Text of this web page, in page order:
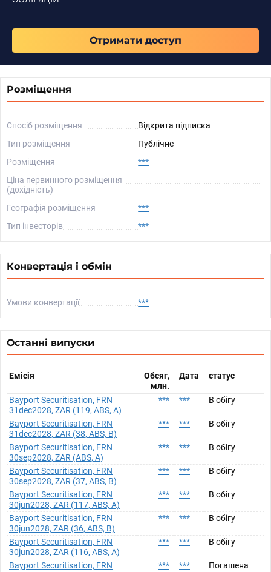
Отримати доступ
Розміщення
Спосіб розміщення
Відкрита підписка
Тип розміщення
Публічне
Розміщення
***
Ціна первинного розміщення
(дохідність)
Географія розміщення
***
Тип інвесторів
***
Конвертація і обмін
Умови конвертації ***
Останні випуски
Емісія
Обсяг,
млн.
Дата статус
Bayport Securitisation, FRN
31dec2028, ZAR (119, ABS, A)
*** *** В обігу
Bayport Securitisation, FRN
31dec2028, ZAR (38, ABS, B)
*** *** В обігу
Bayport Securitisation, FRN
30sep2028, ZAR (ABS, A)
*** *** В обігу
Bayport Securitisation, FRN
30sep2028, ZAR (37, ABS, B)
*** *** В обігу
Bayport Securitisation, FRN
30jun2028, ZAR (117, ABS, A)
*** *** В обігу
Bayport Securitisation, FRN
30jun2028, ZAR (36, ABS, B)
*** *** В обігу
Bayport Securitisation, FRN
30jun2028, ZAR (116, ABS, A)
*** *** В обігу
Bayport Securitisation, FRN
*** *** Погашена